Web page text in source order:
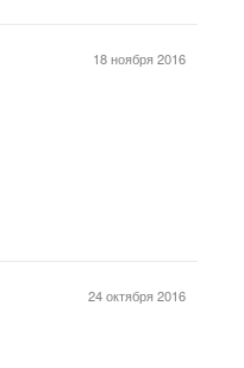
18 ноября 2016
24 октября 2016